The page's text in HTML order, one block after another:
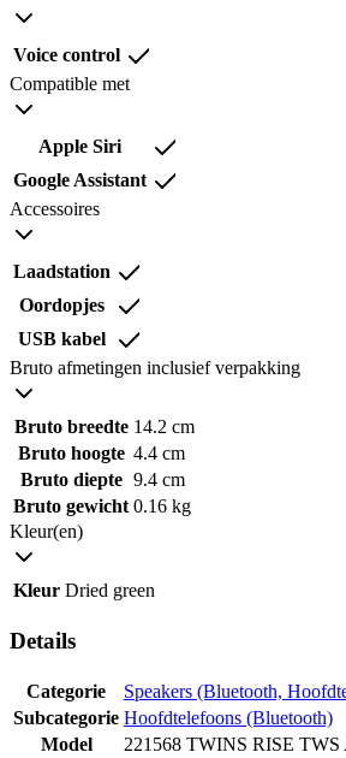
Voice control
Compatible met
Apple Siri
Google Assistant
Accessoires
Laadstation
Oordopjes
USB kabel
Bruto afmetingen inclusief verpakking
Bruto breedte 14.2 cm
Bruto hoogte 4.4 cm
Bruto diepte 9.4 cm
Bruto gewicht 0.16 kg
Kleur(en)
Kleur Dried green
Details
Categorie
Speakers (Bluetooth,
Subcategorie Hoofdtelefoons (Bluetooth)
Model
221568 TWINS RISE TWS